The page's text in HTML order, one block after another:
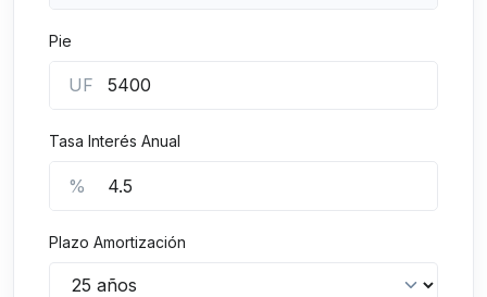
Pie
UF
Tasa Interés Anual
%
Plazo Amortización